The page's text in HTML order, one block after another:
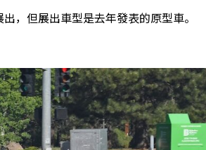
，但展出車型是去年發表的原型車。